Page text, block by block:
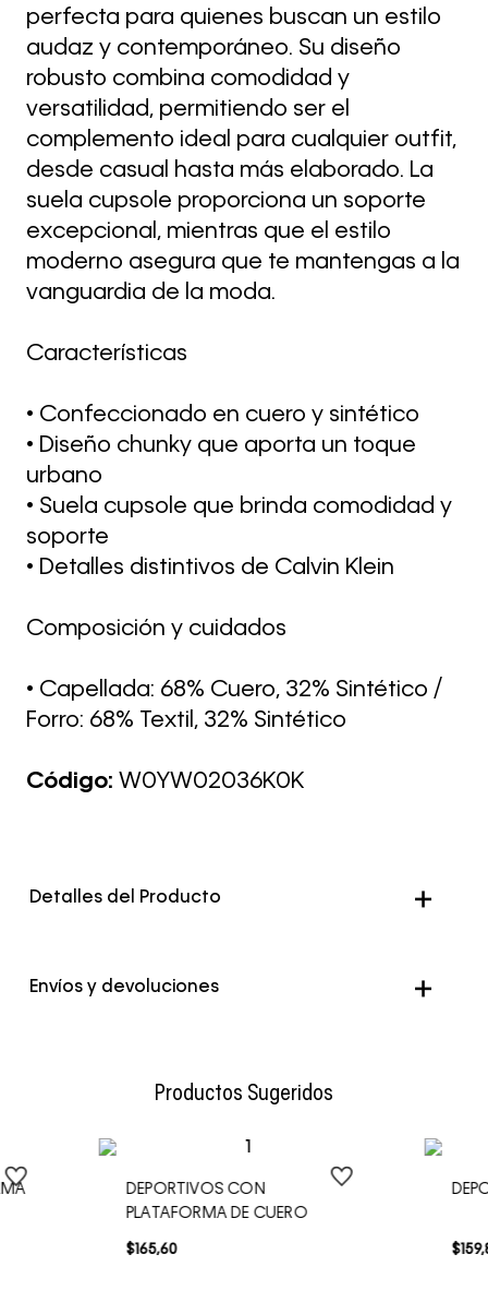
perfecta para quienes buscan un estilo
audaz y contemporáneo. Su diseño
robusto combina comodidad y
versatilidad, permitiendo ser el
complemento ideal para cualquier outfit,
desde casual hasta más elaborado. La
suela cupsole proporciona un soporte
excepcional, mientras que el estilo
moderno asegura que te mantengas a la
vanguardia de la moda.
Características
• Confeccionado en cuero y sintético
• Diseño chunky que aporta un toque
urbano
• Suela cupsole que brinda comodidad y
soporte
• Detalles distintivos de Calvin Klein
Composición y cuidados
• Capellada: 68% Cuero, 32% Sintético /
Forro: 68% Textil, 32% Sintético
Código: W0YW02036K0K
Detalles del Producto
Color Multicolor
Envíos y devoluciones
Productos Sugeridos
DEPORTIVOS CON
PLATAFORMA DE CUERO
$165,60 $159,